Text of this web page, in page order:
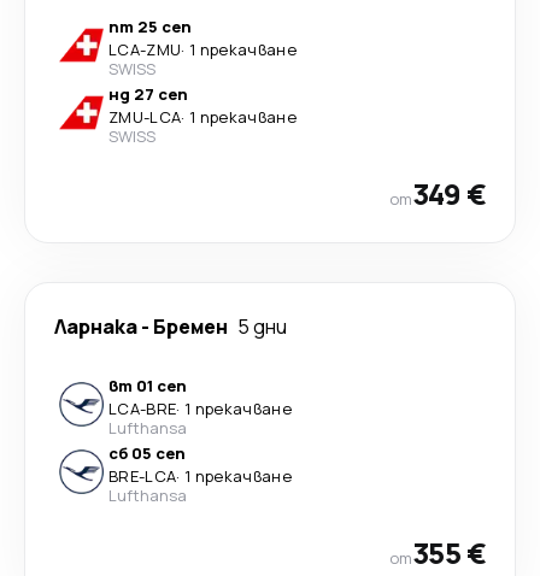
пт 25 сеп
LCA-ZMU· 1 прекачване
SWISS
нд 27 сеп
ZMU-LCA· 1 прекачване
SWISS
от349 €
Ларнака- Бремен 5 дни
вт 01 сеп
LCA-BRE· 1 прекачване
Lufthansa
сб 05 сеп
BRE-LCA· 1 прекачване
Lufthansa
от355 €